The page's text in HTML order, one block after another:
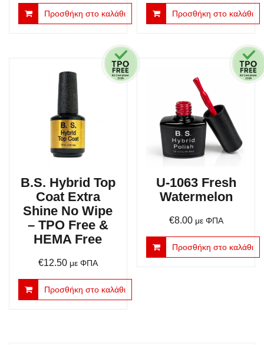
Προσθήκη στο καλάθι Προσθήκη στο καλάθι
B.S. Hybrid Top
Coat Extra
Shine No Wipe
– TPO Free &
HEMA Free
€12.50 με ΦΠΑ
Προσθήκη στο καλάθι
U-1063 Fresh
Watermelon
€8.00 με ΦΠΑ
Προσθήκη στο καλάθι